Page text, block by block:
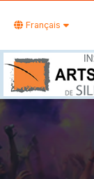
Français